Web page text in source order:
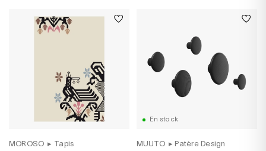
MOROSO ▸ Tapis
En stock
MUUTO ▸ Patère Design